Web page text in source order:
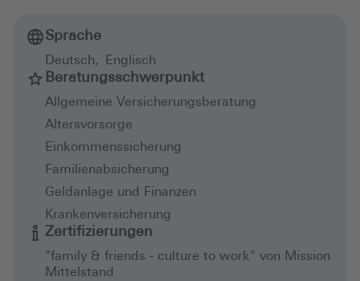
Sprache
Deutsch, Englisch
Beratungsschwerpunkt
Allgemeine Versicherungsberatung
Altersvorsorge
Einkommenssicherung
Familienabsicherung
Geldanlage und Finanzen
Krankenversicherung
Zertifizierungen
"family & friends - culture to work" von Mission
Mittelstand